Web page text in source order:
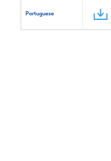
Portuguese